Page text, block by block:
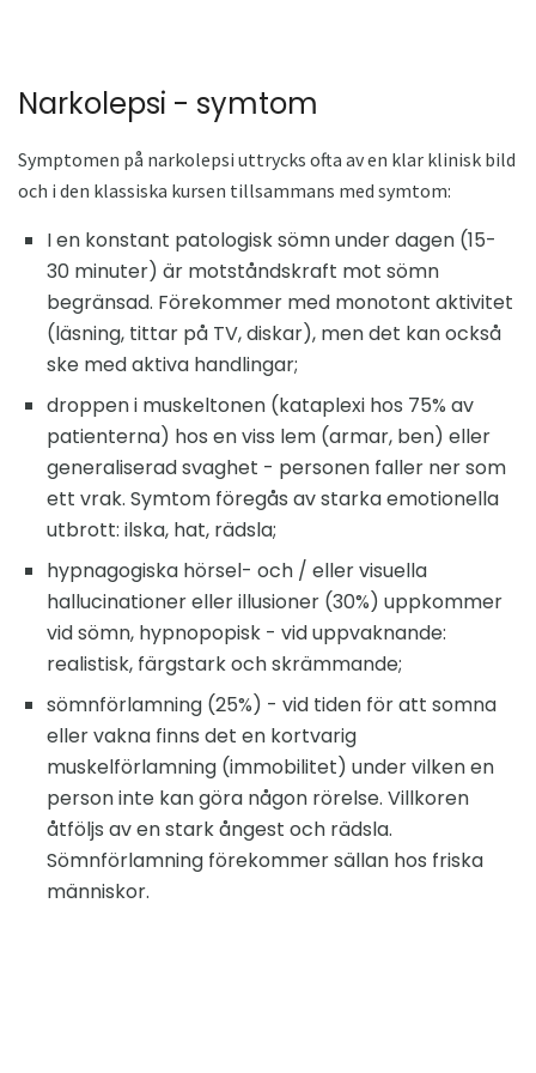
Narkolepsi - symtom
Symptomen på narkolepsi uttrycks ofta av en klar klinisk bild
och i den klassiska kursen tillsammans med symtom:
I en konstant patologisk sömn under dagen (15-
30 minuter) är motståndskraft mot sömn
begränsad. Förekommer med monotont aktivitet
(läsning, tittar på TV, diskar), men det kan också
ske med aktiva handlingar;
droppen i muskeltonen (kataplexi hos 75% av
patienterna) hos en viss lem (armar, ben) eller
generaliserad svaghet - personen faller ner som
ett vrak. Symtom föregås av starka emotionella
utbrott: ilska, hat, rädsla;
hypnagogiska hörsel- och / eller visuella
hallucinationer eller illusioner (30%) uppkommer
vid sömn, hypnopopisk - vid uppvaknande:
realistisk, färgstark och skrämmande;
sömnförlamning (25%) - vid tiden för att somna
eller vakna finns det en kortvarig
muskelförlamning (immobilitet) under vilken en
person inte kan göra någon rörelse. Villkoren
åtföljs av en stark ångest och rädsla.
Sömnförlamning förekommer sällan hos friska
människor.